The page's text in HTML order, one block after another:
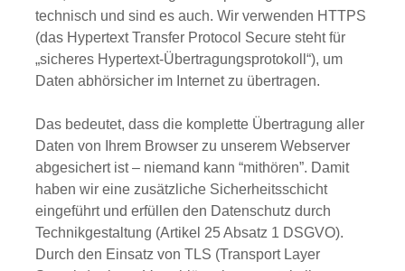
technisch und sind es auch. Wir verwenden HTTPS
(das Hypertext Transfer Protocol Secure steht für
„sicheres Hypertext-Übertragungsprotokoll“), um
Daten abhörsicher im Internet zu übertragen.
Das bedeutet, dass die komplette Übertragung aller
Daten von Ihrem Browser zu unserem Webserver
abgesichert ist – niemand kann “mithören”. Damit
haben wir eine zusätzliche Sicherheitsschicht
eingeführt und erfüllen den Datenschutz durch
Technikgestaltung (Artikel 25 Absatz 1 DSGVO).
Durch den Einsatz von TLS (Transport Layer